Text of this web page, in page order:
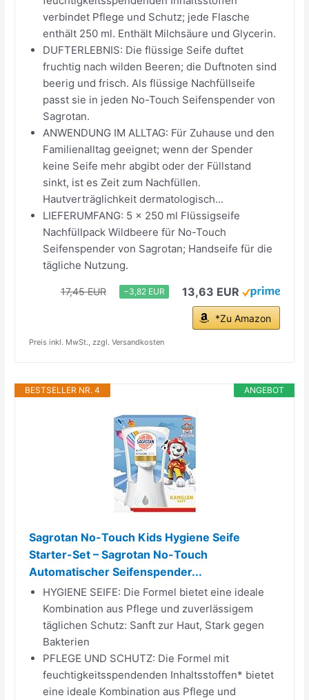
verbindet Pflege und Schutz; jede Flasche
enthält 250 ml. Enthält Milchsäure und Glycerin.
DUFTERLEBNIS: Die flüssige Seife duftet
fruchtig nach wilden Beeren; die Duftnoten sind
beerig und frisch. Als flüssige Nachfüllseife
passt sie in jeden No-Touch Seifenspender von
Sagrotan.
ANWENDUNG IM ALLTAG: Für Zuhause und den
Familienalltag geeignet; wenn der Spender
keine Seife mehr abgibt oder der Füllstand
sinkt, ist es Zeit zum Nachfüllen.
Hautverträglichkeit dermatologisch...
LIEFERUMFANG: 5 x 250 ml Flüssigseife
Nachfüllpack Wildbeere für No-Touch
Seifenspender von Sagrotan; Handseife für die
tägliche Nutzung.
17,45 EUR −3,82 EUR 13,63 EUR
*Zu Amazon
Preis inkl. MwSt., zzgl. Versandkosten
ANGEBOT
BESTSELLER NR. 4
Sagrotan No-Touch Kids Hygiene Seife
Starter-Set – Sagrotan No-Touch
Automatischer Seifenspender...
HYGIENE SEIFE: Die Formel bietet eine ideale
Kombination aus Pflege und zuverlässigem
täglichen Schutz: Sanft zur Haut, Stark gegen
Bakterien
PFLEGE UND SCHUTZ: Die Formel mit
feuchtigkeitsspendenden Inhaltsstoffen* bietet
eine ideale Kombination aus Pflege und